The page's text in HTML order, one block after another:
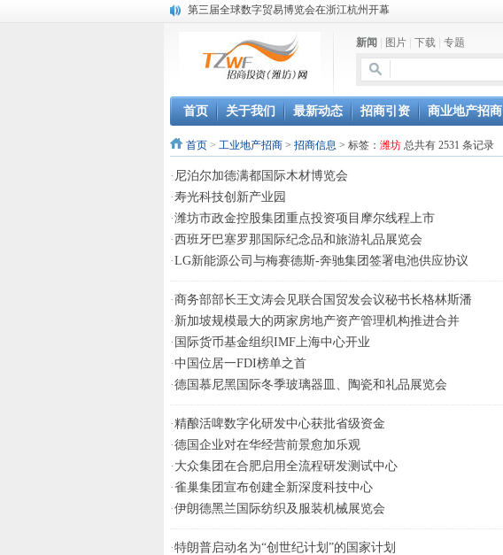
第三届全球数字贸易博览会在浙江杭州开幕
潍坊招商局讯：2024中日韩产业合作发展论坛开幕
昌乐大项目“拔节生长”赋能高质量发展
格润麦尔高端淀粉预混料智能制造项目顺利通过验收
潍坊招商局转：潍坊的冬日“秋景”
潍坊招商局转：潍坊历史名人--燕肃
欢聚潍坊·2024青岛啤酒 畅享节今晚启幕
新闻 图片 下载 专题
首页 关于我们 最新动态 招商引资 商业地产招商
首页 > 工业地产招商 > 招商信息 > 标签： 潍坊 总共有 2531 条记录
· 尼泊尔加德满都国际木材博览会
·寿光科技创新产业园
·潍坊市政金控股集团重点投资项目摩尔线程上市
· 西班牙巴塞罗那国际纪念品和旅游礼品展览会
·LG新能源公司与梅赛德斯-奔驰集团签署电池供应协议
·商务部部长王文涛会见联合国贸发会议秘书长格林斯潘
· 新加坡规模最大的两家房地产资产管理机构推进合并
· 国际货币基金组织IMF上海中心开业
·中国位居一FDI榜单之首
·德国慕尼黑国际冬季玻璃器皿、陶瓷和礼品展览会
·精酿活啤数字化研发中心获批省级资金
·德国企业对在华经营前景愈加乐观
· 大众集团在合肥启用全流程研发测试中心
·雀巢集团宣布创建全新深度科技中心
·伊朗德黑兰国际纺织及服装机械展览会
·特朗普启动名为“创世纪计划”的国家计划